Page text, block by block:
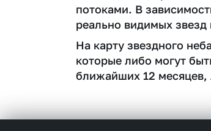
потоками. В
реально видимых
На карту звездного
которые либо могут
ближайших 12 месяцев,